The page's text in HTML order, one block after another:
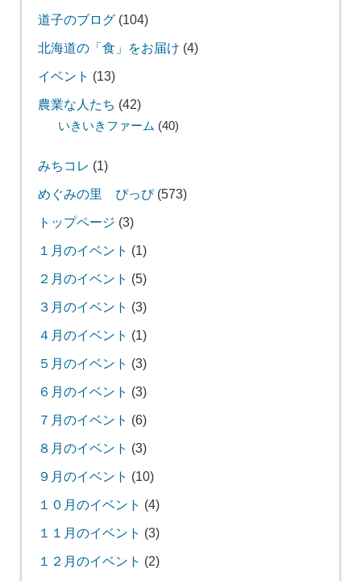
道子のブログ(104)
北海道の「食」をお届け (4)
イベント (13)
農業な人たち (42)
いきいきファーム (40)
みちコレ (1)
めぐみの里 ぴっぴ(573)
トップページ (3)
１月のイベント (1)
２月のイベント (5)
３月のイベント (3)
４月のイベント (1)
５月のイベント (3)
６月のイベント (3)
７月のイベント (6)
８月のイベント (3)
９月のイベント (10)
１０月のイベント (4)
１１月のイベント (3)
１２月のイベント (2)